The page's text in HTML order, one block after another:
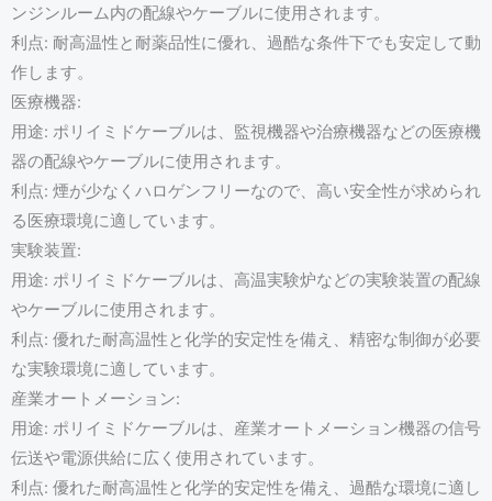
ンジンルーム内の配線やケーブルに使用されます。
利点: 耐高温性と耐薬品性に優れ、過酷な条件下でも安定して動
作します。
医療機器:
用途: ポリイミドケーブルは、監視機器や治療機器などの医療機
器の配線やケーブルに使用されます。
利点: 煙が少なくハロゲンフリーなので、高い安全性が求められ
る医療環境に適しています。
実験装置:
用途: ポリイミドケーブルは、高温実験炉などの実験装置の配線
やケーブルに使用されます。
利点: 優れた耐高温性と化学的安定性を備え、精密な制御が必要
な実験環境に適しています。
産業オートメーション:
用途: ポリイミドケーブルは、産業オートメーション機器の信号
伝送や電源供給に広く使用されています。
利点: 優れた耐高温性と化学的安定性を備え、過酷な環境に適し